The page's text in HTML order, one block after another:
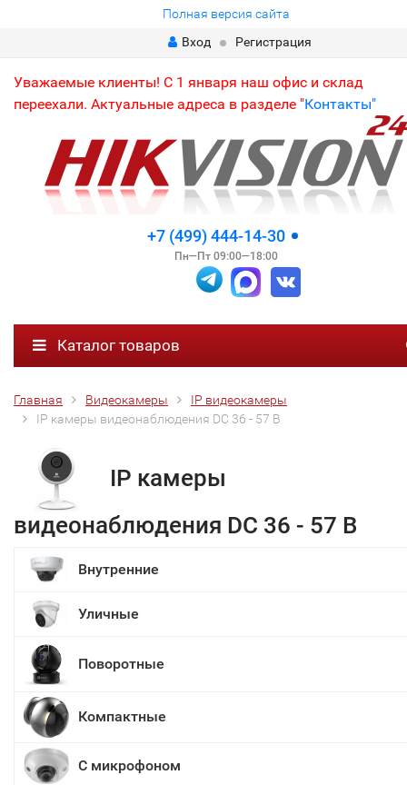
Полная версия сайта
Вход
Регистрация
Уважаемые клиенты! С 1 января наш офис и склад
переехали. Актуальные адреса в разделе "Контакты"
+7 (499) 444-14-30
Пн—Пт 09:00—18:00
Каталог товаров
Главная Видеокамеры
IP видеокамеры
IP камеры видеонаблюдения DC 36 - 57 В
IP камеры
видеонаблюдения DC 36 - 57 В
Внутренние
Уличные
Поворотные
Компактные
С микрофоном